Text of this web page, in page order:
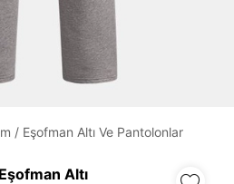
/ Eşofman Altı Ve Pantolonlar
Altı
iade ve değişim.